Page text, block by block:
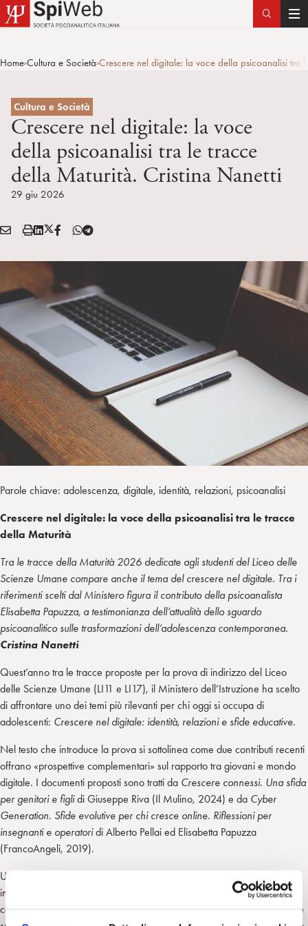
T
g
Home>Cultura e Società>Crescere nel digitale: la voce della psicoanalisi tra
Cultura e Società
Crescere nel digitale: la voce
della psicoanalisi tra le tracce
della Maturità. Cristina Nanetti
29 giu 2026
Condividi:
E
A
L
S
a
p
L
n
e
d
n
X
T
i
t
r
F
T
l
g
r
a
m
Parole chiave: adolescenza, digitale, identità, relazioni, psicoanalisi
Crescere nel digitale: la voce della psicoanalisi tra le tracce
della Maturità
Tra le tracce della Maturità 2026 dedicate agli studenti del Liceo delle
Scienze Umane compare anche il tema del crescere nel digitale. Tra i
riferimenti scelti dal Ministero figura il contributo della psicoanalista
Elisabetta Papuzza, a testimonianza dell’attualità dello sguardo
psicoanalitico sulle trasformazioni dell’adolescenza contemporanea.
Cristina Nanetti
Quest’anno tra le tracce proposte per la prova di indirizzo del Liceo
delle Scienze Umane (LI11 e LI17), il Ministero dell’Istruzione ha scelto
di affrontare uno dei temi più rilevanti per chi oggi si occupa di
adolescenti: Crescere nel digitale: identità, relazioni e sfide educative.
Nel testo che introduce la prova si sottolinea come due contributi recenti
offrano «prospettive complementari» sul rapporto tra giovani e mondo
digitale. I documenti proposti sono tratti da Crescere connessi. Una sfida
per genitori e figlidi Giuseppe Riva (Il Mulino, 2024) e da Cyber
Generation. Sfide evolutive per chi cresce online. Riflessioni per
insegnanti e operatoridi Alberto Pellai ed Elisabetta Papuzza
(FrancoAngeli, 2019).
Una scelta che merita attenzione: viene chiesto agli studenti, in questo
importante passaggio della loro vita, di interrogarsi sui processi di
costruzione dell’identità, sui legami affettivi, sul senso di appartenenza e